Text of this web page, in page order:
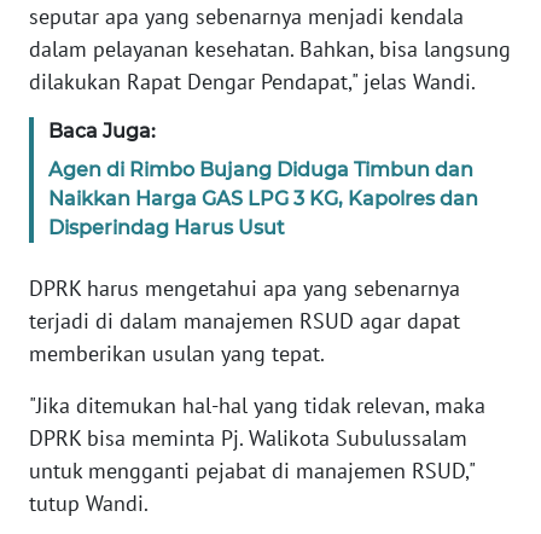
seputar apa yang sebenarnya menjadi kendala
dalam pelayanan kesehatan. Bahkan, bisa langsung
dilakukan Rapat Dengar Pendapat," jelas Wandi.
Baca Juga:
Agen di Rimbo Bujang Diduga Timbun dan
Naikkan Harga GAS LPG 3 KG, Kapolres dan
Disperindag Harus Usut
DPRK harus mengetahui apa yang sebenarnya
terjadi di dalam manajemen RSUD agar dapat
memberikan usulan yang tepat.
"Jika ditemukan hal-hal yang tidak relevan, maka
DPRK bisa meminta Pj. Walikota Subulussalam
untuk mengganti pejabat di manajemen RSUD,"
tutup Wandi.
WN
PAPUA
BARAT
WN
RIAU
WN
WN
JAMBI
WN
SULTRA
WN
NTB